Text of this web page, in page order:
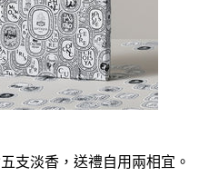
支淡香，送禮自用兩相宜。